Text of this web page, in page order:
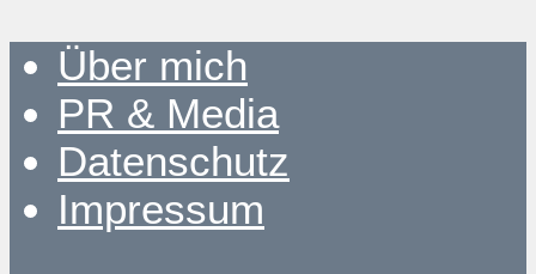
Über mich
PR & Media
Datenschutz
Impressum